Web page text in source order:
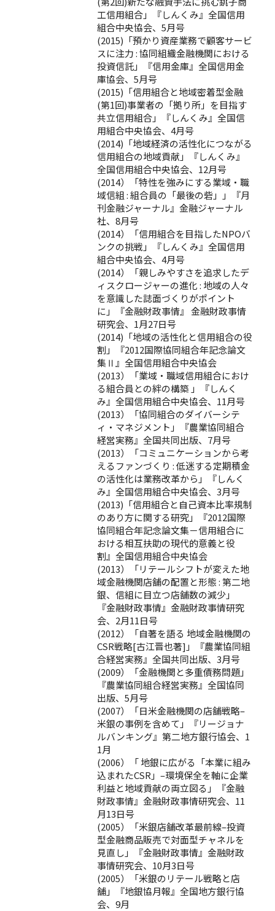
工信用組合」『しんくみ』全国信用
組合中央協会、5月号
(2015)「預かり資産業務で顧客サービ
スに注力 : 協同組織金融機関における
投資信託」『信用金庫』全国信用金
庫協会、5月号
(2015)「信用組合と地域密着型金融
(第1回)事業者の「拠り所」を目指す
共立信用組合」『しんくみ』全国信
用組合中央協会、4月号
(2014)「地域経済の活性化につながる
信用組合の地域貢献」『しんくみ』
全国信用組合中央協会、12月号
(2014）「特性を強みにする業域・職
域信組 : 組合員の「最後の砦」」『月
刊金融ジャーナル』金融ジャーナル
社、8月号
(2014）「信用組合を目指したNPOバ
ンクの挑戦」『しんくみ』全国信用
組合中央協会、4月号
(2014）「親しみやすさを追求したデ
ィスクロージャーの進化 : 地域の人々
を意識した誌面づくりがポイント
に」『金融財政事情』 金融財政事情
研究会、1月27日号
(2014)「地域の活性化と信用組合の役
割」『2012国際協同組合年記念論文
集Ⅱ』全国信用組合中央協会
(2013）「業域・職域信用組合におけ
る組合員との絆の構築 」『しんく
み』全国信用組合中央協会、11月号
(2013）「協同組合のダイバーシテ
ィ・マネジメント」『農業協同組合
経営実務』全国共同出版、7月号
(2013）「コミュニケーションから考
えるファンづくり : 低迷する定期積金
の活性化は業務改革から」『しんく
み』全国信用組合中央協会、3月号
(2013)「信用組合と自己資本比率規制
のあり方に関する研究」『2012国際
協同組合年記念論文集－信用組合に
おける相互扶助の現代的意義と役
割』全国信用組合中央協会
(2013）「リテールシフトが変えた地
域金融機関店舗の配置と形態 : 第二地
銀、信組に目立つ店舗数の減少」
『金融財政事情』金融財政事情研究
会、2月11日号
(2012）「自著を語る 地域金融機関の
CSR戦略[古江晋也著]」『農業協同組
合経営実務』全国共同出版、3月号
(2009）「金融機関と多重債務問題」
『農業協同組合経営実務』全国協同
出版、5月号
(2007）「日米金融機関の店舗戦略–
米銀の事例を含めて」『リージョナ
ルバンキング』第二地方銀行協会、1
1月
(2006）「 地銀に広がる「本業に組み
込まれたCSR」–環境保全を軸に企業
利益と地域貢献の両立図る」『金融
財政事情』金融財政事情研究会、11
月13日号
(2005）「米銀店舗改革最前線–投資
型金融商品販売で対面型チャネルを
見直し」『金融財政事情』金融財政
事情研究会、10月3日号
(2005）「米銀のリテール戦略と店
舗」『地銀協月報』全国地方銀行協
会、9月